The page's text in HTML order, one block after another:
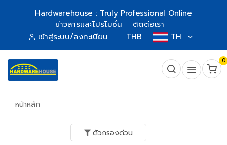
Hardwarehouse : Truly Professional Online
ข่าวสารและโปรโมชั่น
ติดต่อเรา
เข้าสู่ระบบ/ลงทะเบียน
THB TH
0
หน้าหลัก
ตัวกรองด่วน